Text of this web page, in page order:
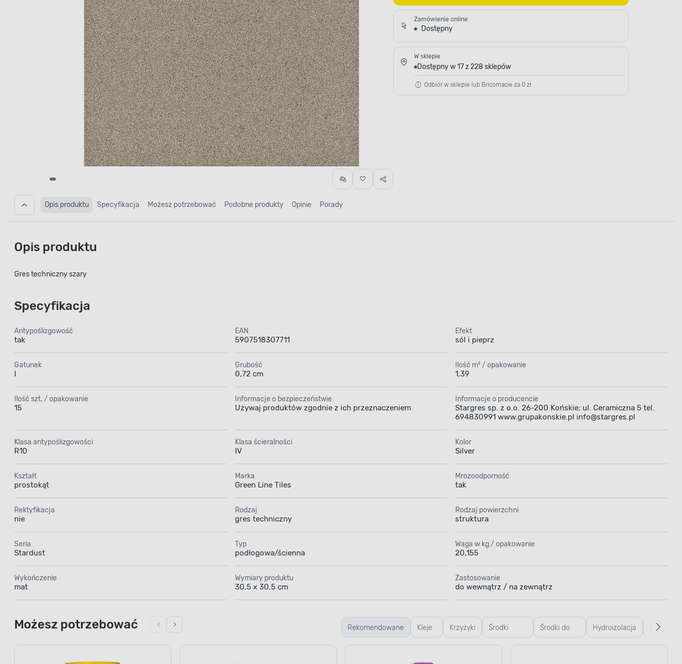
Zamówienie online
Dostępny
W sklepie
Dostępny w 17 z 228 sklepów
Odbiór w sklepie lub Bricomacie za 0 zł
Opis produktu Specyfikacja Możesz potrzebować Podobne produkty Opinie Porady
Opis produktu
Gres techniczny szary
Specyfikacja
Antypoślizgowość
tak
EAN
5907518307711
Efekt
sól i pieprz
Gatunek
I
Grubość
0,72 cm
Ilość m² / opakowanie
1,39
Ilość szt. / opakowanie
15
Informacje o bezpieczeństwie
Używaj produktów zgodnie z ich przeznaczeniem
Informacje o producencie
Stargres sp. z o.o. 26-200 Końskie; ul. Ceramiczna 5 tel.
694830991 www.grupakonskie.pl info@stargres.pl
Klasa antypoślizgowości
R10
Klasa ścieralności
IV
Kolor
Silver
Kształt
prostokąt
Marka
Green Line Tiles
Mrozoodporność
tak
Rektyfikacja
nie
Rodzaj
gres techniczny
Rodzaj powierzchni
struktura
Seria
Stardust
Typ
podłogowa/ścienna
Waga w kg / opakowanie
20,155
Wykończenie
mat
Wymiary produktu
30,5 x 30,5 cm
Zastosowanie
do wewnątrz / na zewnątrz
Rekomendowane Kleje Krzyżyki Środki
czyszczące
Środki do Hydroizolacja Drzwiczki
rewizyjne
Możesz potrzebować